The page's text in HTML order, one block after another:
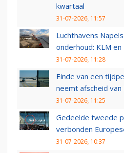
kwartaal
31-07-2026, 11:57
Luchthavens
onderhoud: KLM
31-07-2026, 11:28
Einde van een
neemt afscheid
31-07-2026, 11:25
Gedeelde tweede
verbonden
31-07-2026, 10:37